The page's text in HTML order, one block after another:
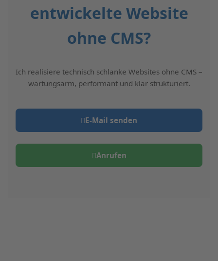
entwickelte Website
ohne CMS?
Ich realisiere technisch schlanke Websites ohne CMS –
wartungsarm, performant und klar strukturiert.
E‑Mail senden
Anrufen